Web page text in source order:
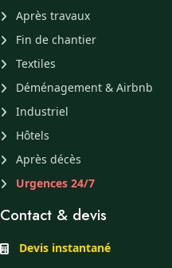
Après travaux
Fin de chantier
Textiles
Déménagement & Airbnb
Industriel
Hôtels
Après décès
Urgences 24/7
Contact & devis
Devis instantané